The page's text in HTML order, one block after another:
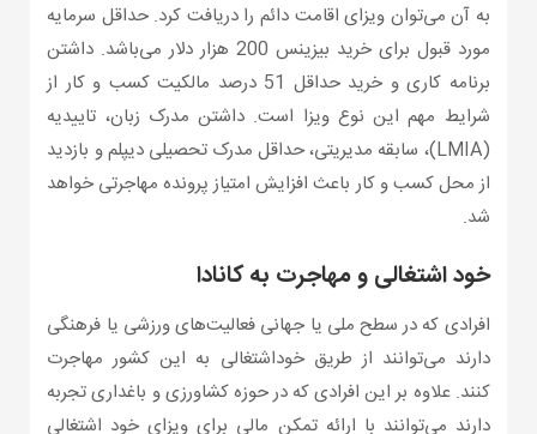
به آن می‌توان ویزای اقامت دائم را دریافت کرد. حداقل سرمایه
مورد قبول برای خرید بیزینس 200 هزار دلار می‌باشد. داشتن
برنامه کاری و خرید حداقل 51 درصد مالکیت کسب و کار از
شرایط مهم این نوع ویزا است. داشتن مدرک زبان، تاییدیه
(LMIA)، سابقه مدیریتی، حداقل مدرک تحصیلی دیپلم و بازدید
از محل کسب و کار باعث افزایش امتیاز پرونده مهاجرتی خواهد
شد.
خود اشتغالی و مهاجرت به کانادا
افرادی که در سطح ملی یا جهانی فعالیت‌های ورزشی یا فرهنگی
دارند می‌توانند از طریق خوداشتغالی به این کشور مهاجرت
کنند. علاوه بر این افرادی که در حوزه کشاورزی و باغداری تجربه
دارند می‌توانند با ارائه تمکن مالی برای ویزای خود اشتغالی